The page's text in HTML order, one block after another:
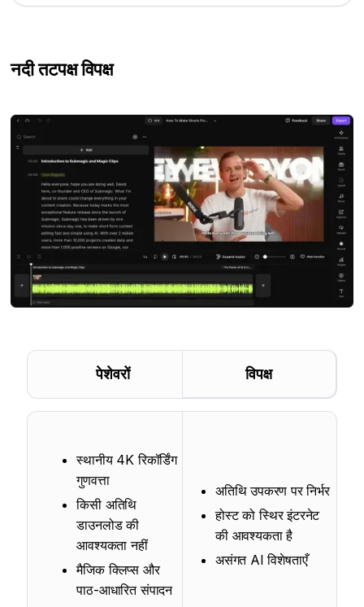
नदी तटपक्ष विपक्ष
पेशेवरों विपक्ष
स्थानीय 4K रिकॉर्डिंग
गुणवत्ता
किसी अतिथि
डाउनलोड की
आवश्यकता नहीं
मैजिक क्लिप्स और
पाठ-आधारित संपादन
अतिथि उपकरण पर निर्भर
होस्ट को स्थिर इंटरनेट
की आवश्यकता है
असंगत AI विशेषताएँ